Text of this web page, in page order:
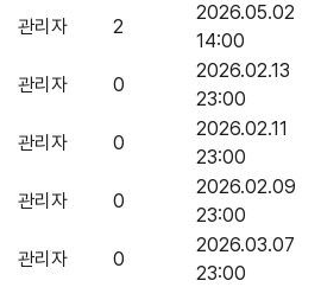
관리자 2
2026.05.02
14:00
관리자 0
2026.02.13
23:00
관리자 0
2026.02.11
23:00
관리자 0
2026.02.09
23:00
관리자 0
2026.03.07
23:00